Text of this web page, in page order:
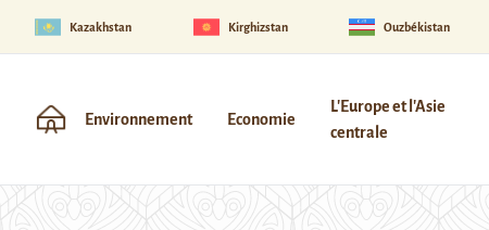
Kazakhstan Kirghizstan Ouzbékistan
Environnement Economie
L'Europe et l'Asie
centrale